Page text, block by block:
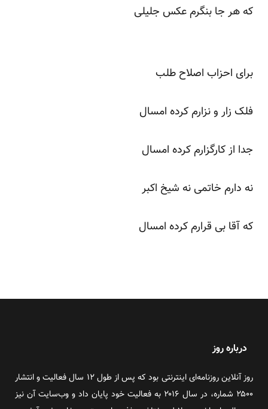
که هر جا بنگرم عکس جلیلی
برای احزاب اصلاح طلب
فلک زار و نزارم کرده امسال
جدا از کارگزارم کرده امسال
نه دارم خاتمی نه شیخ اکبر
که آقا بی قرارم کرده امسال
درباره روز
روز آنلاین روزنامه‌ای اینترنتی بود که پس از طول ۱۲ سال فعالیت و انتشار
۲۵۰۰ شماره، در سال ۲۰۱۶ به فعالیت خود پایان داد و وب‌سایت آن نیز